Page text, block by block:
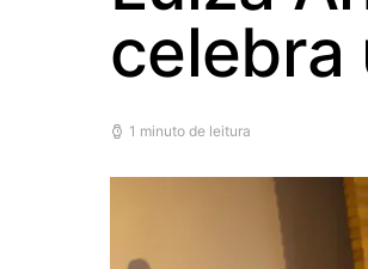
celebra
1 minuto de leitura